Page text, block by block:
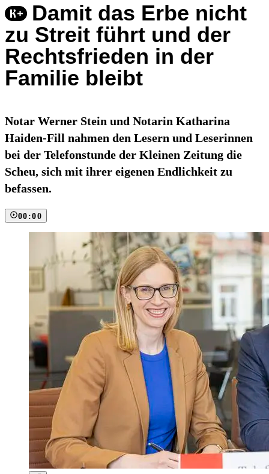
Damit das Erbe nicht
zu Streit führt und der
Rechtsfrieden in der
Familie bleibt
Notar Werner Stein und Notarin Katharina
Haiden-Fill nahmen den Lesern und Leserinnen
bei der Telefonstunde der Kleinen Zeitung die
Scheu, sich mit ihrer eigenen Endlichkeit zu
befassen.
00:00